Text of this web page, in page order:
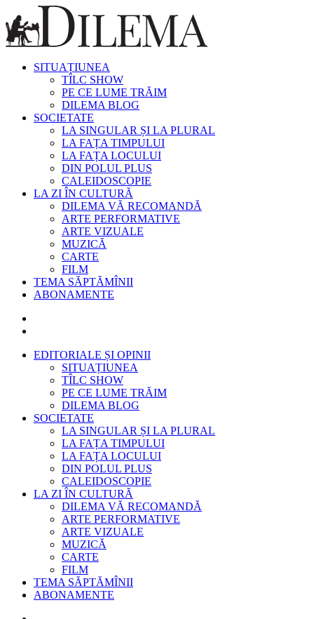
SITUAȚIUNEA
TÎLC SHOW
PE CE LUME TRĂIM
DILEMA BLOG
SOCIETATE
LA SINGULAR ȘI LA PLURAL
LA FAȚA TIMPULUI
LA FAȚA LOCULUI
DIN POLUL PLUS
CALEIDOSCOPIE
LA ZI ÎN CULTURĂ
DILEMA VĂ RECOMANDĂ
ARTE PERFORMATIVE
ARTE VIZUALE
MUZICĂ
CARTE
FILM
TEMA SĂPTĂMÎNII
ABONAMENTE
EDITORIALE ȘI OPINII
SITUAȚIUNEA
TÎLC SHOW
PE CE LUME TRĂIM
DILEMA BLOG
SOCIETATE
LA SINGULAR ȘI LA PLURAL
LA FAȚA TIMPULUI
LA FAȚA LOCULUI
DIN POLUL PLUS
CALEIDOSCOPIE
LA ZI ÎN CULTURĂ
DILEMA VĂ RECOMANDĂ
ARTE PERFORMATIVE
ARTE VIZUALE
MUZICĂ
CARTE
FILM
TEMA SĂPTĂMÎNII
ABONAMENTE